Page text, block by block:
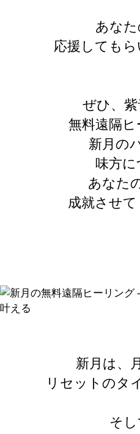
あなた
応援してもら
ぜひ、
無料遠隔
新月の
味方に
あなた
成就させて
新月は、
リセットのタ
そし